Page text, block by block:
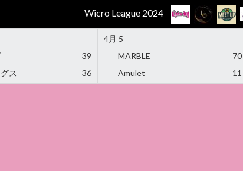
Wicro League 2024
39
ス
36
4月 5
MARBLE
70
Amulet
11